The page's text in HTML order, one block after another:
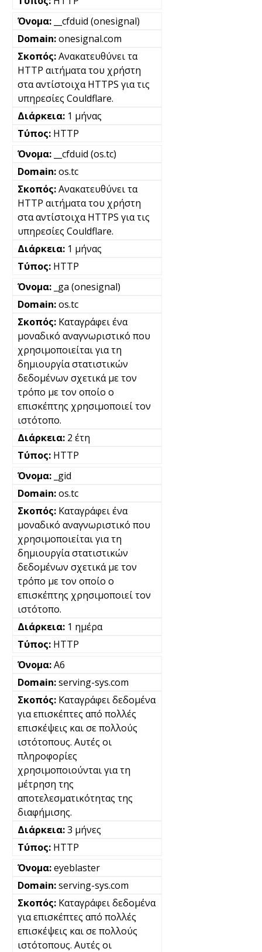
__cfduid (onesignal)
onesignal.com
Ανακατευθύνει τα
HTTP αιτήματα του χρήστη
στα αντίστοιχα HTTPS για τις
υπηρεσίες Couldflare.
1 μήνας
HTTP
__cfduid (os.tc)
os.tc
Ανακατευθύνει τα
HTTP αιτήματα του χρήστη
στα αντίστοιχα HTTPS για τις
υπηρεσίες Couldflare.
1 μήνας
HTTP
_ga (onesignal)
os.tc
Καταγράφει ένα
μοναδικό αναγνωριστικό που
χρησιμοποιείται για τη
δημιουργία στατιστικών
δεδομένων σχετικά με τον
τρόπο με τον οποίο ο
επισκέπτης χρησιμοποιεί τον
ιστότοπο.
2 έτη
HTTP
_gid
os.tc
Καταγράφει ένα
μοναδικό αναγνωριστικό που
χρησιμοποιείται για τη
δημιουργία στατιστικών
δεδομένων σχετικά με τον
τρόπο με τον οποίο ο
επισκέπτης χρησιμοποιεί τον
ιστότοπο.
1 ημέρα
HTTP
A6
serving-sys.com
Καταγράφει δεδομένα
για επισκέπτες από πολλές
επισκέψεις και σε πολλούς
ιστότοπους. Αυτές οι
πληροφορίες
χρησιμοποιούνται για τη
μέτρηση της
αποτελεσματικότητας της
διαφήμισης.
3 μήνες
HTTP
eyeblaster
serving-sys.com
Καταγράφει δεδομένα
για επισκέπτες από πολλές
επισκέψεις και σε πολλούς
ιστότοπους. Αυτές οι